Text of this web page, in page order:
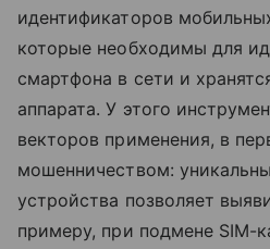
идентификаторов
которые необходимы для
смартфона в сети и
аппарата. У этого
векторов применения, в
мошенничеством:
устройства позволяет
примеру, при подмене SIM-